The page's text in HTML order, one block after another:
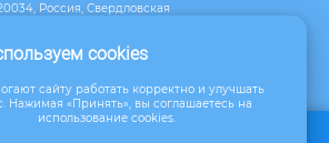
Россия, Свердловская
Посмотреть на карте
cookies
сайту работать корректно и улучшать
Нажимая «Принять», вы соглашаетесь на
использование cookies.